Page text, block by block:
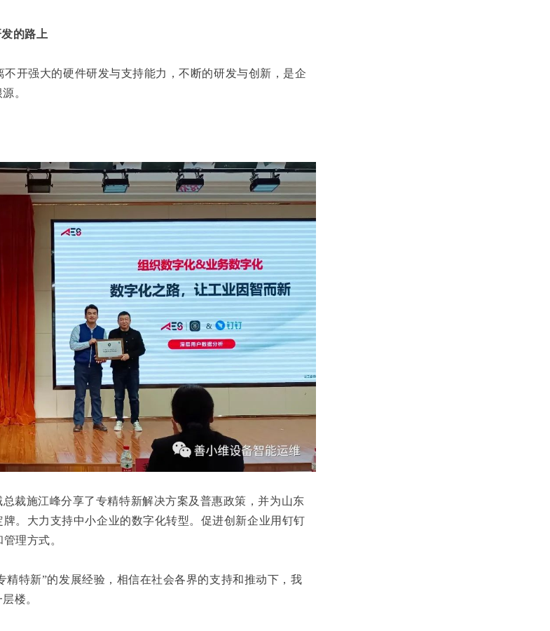
的路上
开强大的硬件研发与支持能力，不断的研发与创新，是企
。
裁施江峰分享了专精特新解决方案及普惠政策，并为山东
。大力支持中小企业的数字化转型。促进创新企业用钉钉
理方式。
特新”的发展经验，相信在社会各界的支持和推动下，我
楼。